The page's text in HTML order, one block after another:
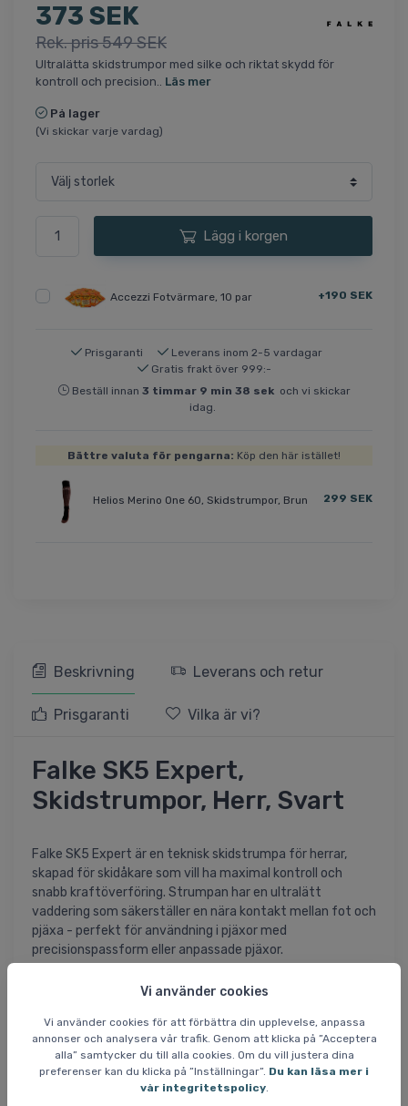
Vi använder cookies
Vi använder cookies för att förbättra din upplevelse, anpassa
annonser och analysera vår trafik. Genom att klicka på ”Acceptera
alla” samtycker du till alla cookies. Om du vill justera dina
preferenser kan du klicka på ”Inställningar”. Du kan läsa mer i
vår integritetspolicy.
373 SEK
Rek. pris 549 SEK
Ultralätta skidstrumpor med silke och riktat skydd för
kontroll och precision.. Läs mer
På lager
(Vi skickar varje vardag)
Lägg i korgen
Accezzi Fotvärmare, 10 par +190 SEK
Prisgaranti
Leverans inom 2-5 vardagar
Gratis frakt över 999:-
Beställ innan 3 timmar 9 min 37 sekoch vi skickar
idag.
Bättre valuta för pengarna: Köp den här istället!
Helios Merino One 60, Skidstrumpor, Brun 299 SEK
Beskrivning Leverans och retur
Prisgaranti Vilka är vi?
Falke SK5 Expert,
Skidstrumpor, Herr, Svart
Falke SK5 Expert är en teknisk skidstrumpa för herrar,
skapad för skidåkare som vill ha maximal kontroll och
snabb kraftöverföring. Strumpan har en ultralätt
vaddering som säkerställer en nära kontakt mellan fot och
pjäxa - perfekt för användning i pjäxor med
precisionspassform eller anpassade pjäxor.
Strategiskt placerade skydd vid skenben och fotled
kompromissa med rörelsefriheten. Materialet består av en
exklusiv silkesblandning som isolerar effektivt och har en
naturlig, ultralätt känsla mot huden.